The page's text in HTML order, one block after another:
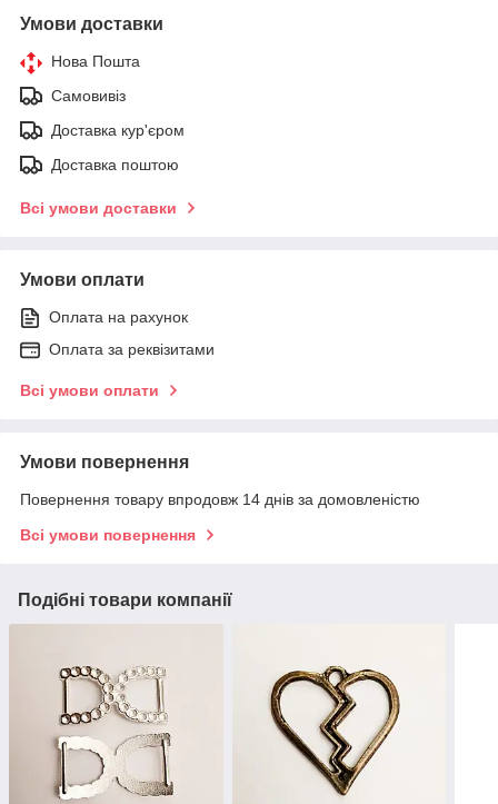
Умови доставки
Нова Пошта
Самовивіз
Доставка кур'єром
Доставка поштою
Всі умови доставки
Умови оплати
Оплата на рахунок
Оплата за реквізитами
Всі умови оплати
Умови повернення
Повернення товару впродовж 14 днів за домовленістю
Всі умови повернення
Подібні товари компанії